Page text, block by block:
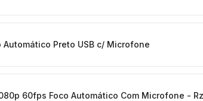
Automático Preto USB c/ Microfone
60fps Foco Automático Com Microfone -